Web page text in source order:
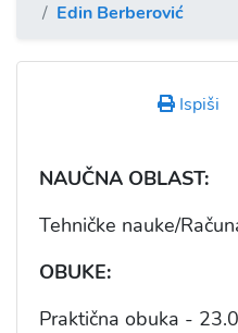
Edin Berberović
Ispiši
NAUČNA OBLAST:
Tehničke nauke/
OBUKE:
Praktična obuka -